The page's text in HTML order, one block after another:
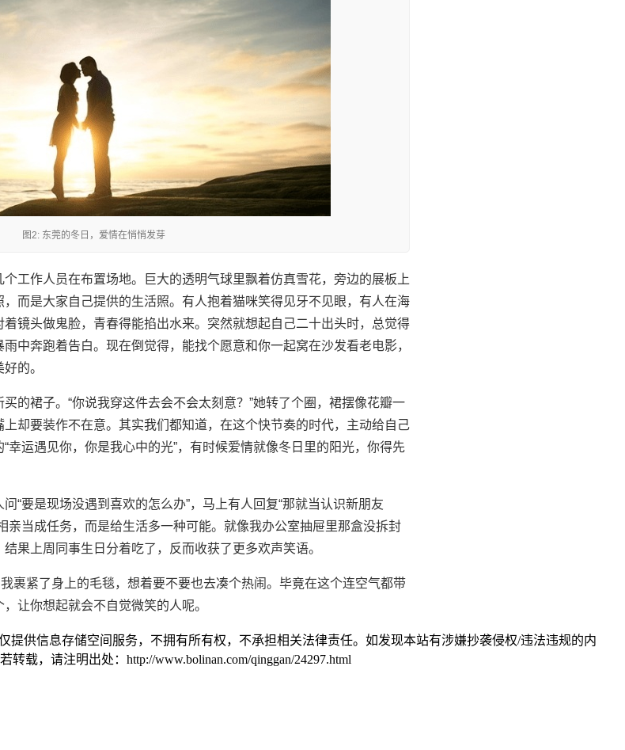
图2: 东莞的冬日，爱情在悄悄发芽
工作人员在布置场地。巨大的透明气球里飘着仿真雪花，旁边的展板上
而是大家自己提供的生活照。有人抱着猫咪笑得见牙不见眼，有人在海
镜头做鬼脸，青春得能掐出水来。突然就想起自己二十出头时，总觉得
中奔跑着告白。现在倒觉得，能找个愿意和你一起窝在沙发看老电影，
的。
的裙子。“你说我穿这件去会不会太刻意？”她转了个圈，裙摆像花瓣一
却要装作不在意。其实我们都知道，在这个快节奏的时代，主动给自己
幸运遇见你，你是我心中的光”，有时候爱情就像冬日里的阳光，你得先
“要是现场没遇到喜欢的怎么办”，马上有人回复“那就当认识新朋友
当成任务，而是给生活多一种可能。就像我办公室抽屉里那盒没拆封
果上周同事生日分着吃了，反而收获了更多欢声笑语。
裹紧了身上的毛毯，想着要不要也去凑个热闹。毕竟在这个连空气都带
让你想起就会不自觉微笑的人呢。
供信息存储空间服务，不拥有所有权，不承担相关法律责任。如发现本站有涉嫌抄袭侵权/违法违规的内
载，请注明出处：http://www.bolinan.com/qinggan/24297.html